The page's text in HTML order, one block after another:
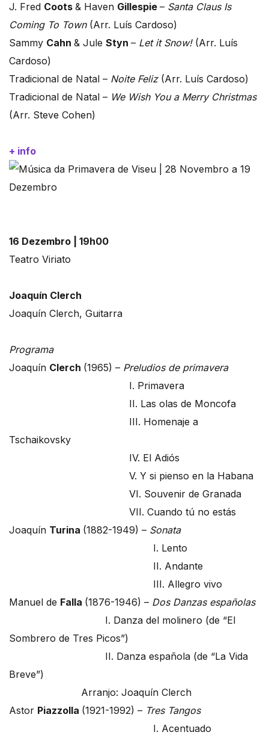
J. Fred Coots & Haven Gillespie – Santa Claus Is
Coming To Town(Arr. Luís Cardoso)
Sammy Cahn & Jule Styn – Let it Snow!(Arr. Luís
Cardoso)
Tradicional de Natal – Noite Feliz(Arr. Luís Cardoso)
Tradicional de Natal – We Wish You a Merry Christmas
(Arr. Steve Cohen)
+ info
16 Dezembro | 19h00
Teatro Viriato
Joaquín Clerch
Joaquín Clerch, Guitarra
Programa
Joaquín Clerch (1965) – Preludios de primavera
I. Primavera
II. Las olas de Moncofa
III. Homenaje a
Tschaikovsky
IV. El Adiós
V. Y si pienso en la Habana
VI. Souvenir de Granada
VII. Cuando tú no estás
Joaquín Turina (1882-1949) – Sonata
I. Lento
II. Andante
III. Allegro vivo
Manuel de Falla (1876-1946) – Dos Danzas españolas
I. Danza del molinero (de “El
Sombrero de Tres Picos”)
II. Danza española (de “La Vida
Breve”)
Arranjo: Joaquín Clerch
Astor Piazzolla (1921-1992) – Tres Tangos
I. Acentuado